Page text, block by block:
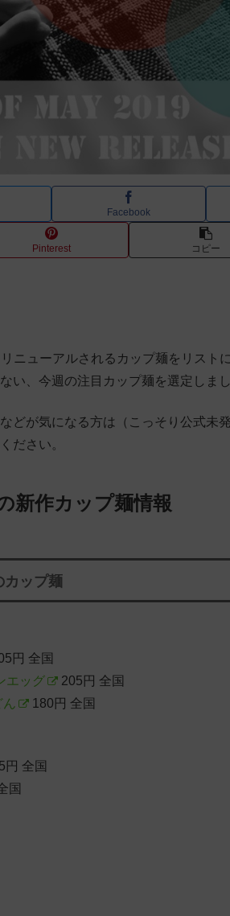
Facebook
Pinterest コピー
ニューアルされるカップ麺をリスト
い、今週の注目カップ麺を選定しまし
どが気になる方は（こっそり公式未
ださい。
新作カップ麺情報
カップ麺
円 全国
エッグ
205円 全国
ん 180円 全国
円 全国
国